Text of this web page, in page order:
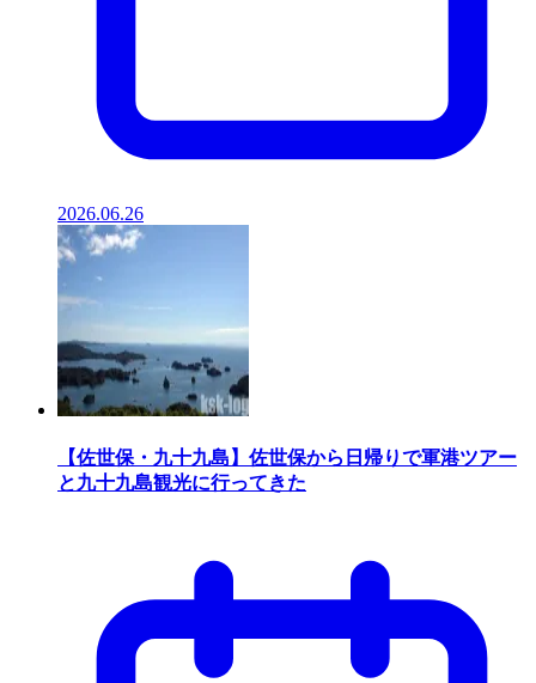
2026.06.26
【佐世保・九十九島】佐世保から日帰りで軍港ツアー
と九十九島観光に行ってきた